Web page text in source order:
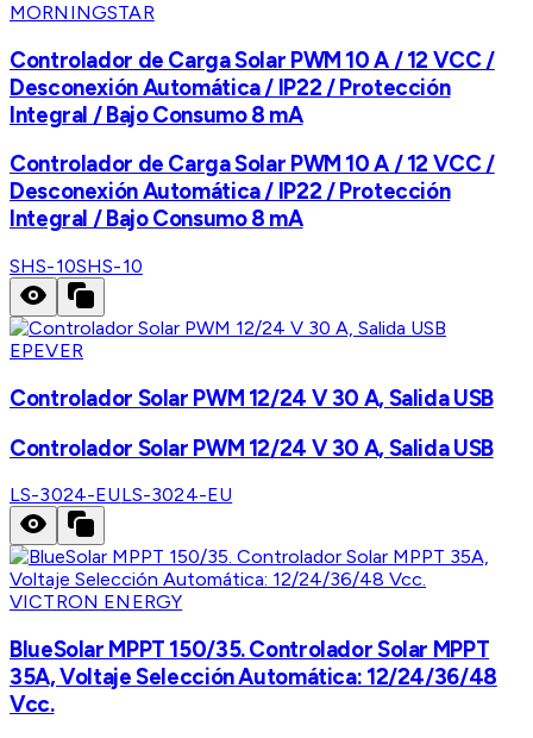
MORNINGSTAR
Controlador de Carga Solar PWM 10 A / 12 VCC /
Desconexión Automática / IP22 / Protección
Integral / Bajo Consumo 8 mA
Controlador de Carga Solar PWM 10 A / 12 VCC /
Desconexión Automática / IP22 / Protección
Integral / Bajo Consumo 8 mA
SHS-10SHS-10
EPEVER
Controlador Solar PWM 12/24 V 30 A, Salida USB
Controlador Solar PWM 12/24 V 30 A, Salida USB
LS-3024-EULS-3024-EU
VICTRON ENERGY
BlueSolar MPPT 150/35. Controlador Solar MPPT
35A, Voltaje Selección Automática: 12/24/36/48
Vcc.